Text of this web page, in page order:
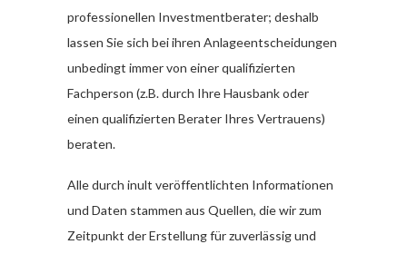
professionellen Investmentberater; deshalb
lassen Sie sich bei ihren Anlageentscheidungen
unbedingt immer von einer qualifizierten
Fachperson (z.B. durch Ihre Hausbank oder
einen qualifizierten Berater Ihres Vertrauens)
beraten.
Alle durch inult veröffentlichten Informationen
und Daten stammen aus Quellen, die wir zum
Zeitpunkt der Erstellung für zuverlässig und